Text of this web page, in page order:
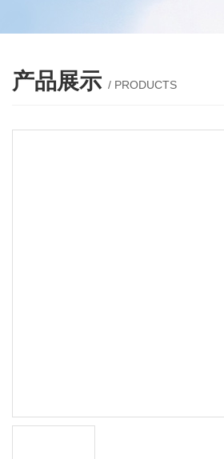
产品展示 / PRODUCTS